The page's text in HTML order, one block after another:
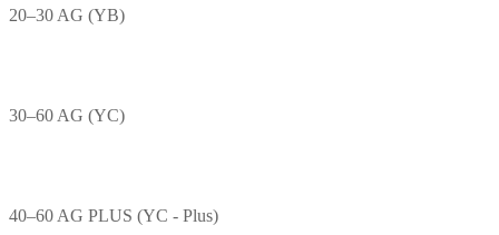
20–30 AG (YB)
30–60 AG (YC)
40–60 AG PLUS (YC - Plus)